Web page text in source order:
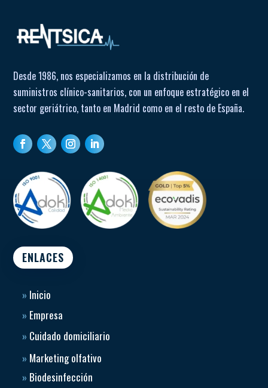
Desde 1986, nos especializamos en la distribución de
suministros clínico-sanitarios, con un enfoque estratégico en el
sector geriátrico, tanto en Madrid como en el resto de España.
ENLACES
» Inicio
» Empresa
» Cuidado domiciliario
» Marketing olfativo
» Biodesinfección